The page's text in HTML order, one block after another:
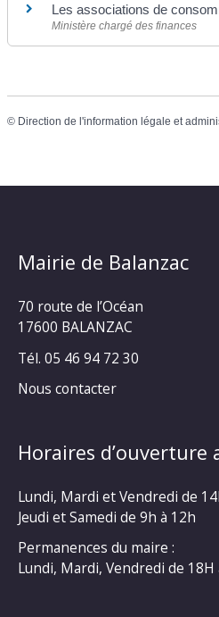
Les associations de
Ministère chargé des finances
© Direction de l'information légale et
Mairie de Balanzac
70 route de l’Océan
17600 BALANZAC
Tél. 05 46 94 72 30
Nous contacter
Horaires d’ouverture
Lundi, Mardi et Vendredi de
Jeudi et Samedi de 9h à 12h
Permanences du maire :
Lundi, Mardi, Vendredi de